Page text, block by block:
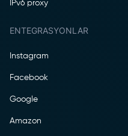
IPv6 proxy
ENTEGRASYONLAR
Instagram
Facebook
Google
Amazon